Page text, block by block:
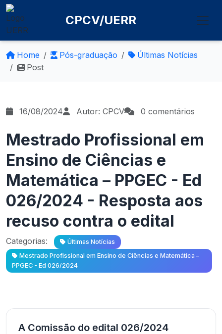
CPCV/UERR
Home Pós-graduação
Últimas Notícias
Post
16/08/2024 Autor: CPCV 0 comentários
Mestrado Profissional em
Ensino de Ciências e
Matemática – PPGEC - Ed
026/2024 - Resposta aos
recuso contra o edital
Categorias:
Últimas Notícias
Mestrado Profissional em Ensino de Ciências e Matemática –
PPGEC - Ed 026/2024
A Comissão do edital 026/2024